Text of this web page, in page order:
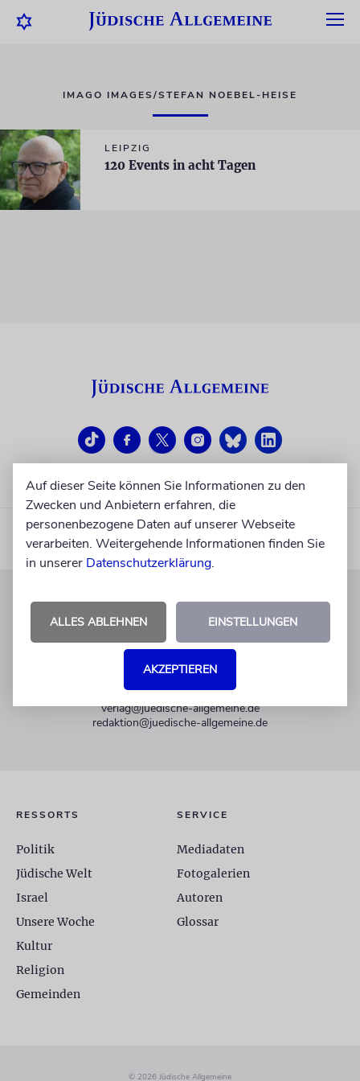
IMAGO IMAGES/STEFAN NOEBEL-HEISE
LEIPZIG
120 Events in acht Tagen
KUNDENSERVICE
+49 30 275833 0
Mo-Do 9-17 Uhr
verlag@juedische-allgemeine.de
redaktion@juedische-allgemeine.de
RESSORTS
Politik
Jüdische Welt
Israel
Unsere Woche
Kultur
Religion
Gemeinden
SERVICE
Mediadaten
Fotogalerien
Autoren
Glossar
© 2026 Jüdische Allgemeine
Auf dieser Seite können Sie Informationen zu den
Zwecken und Anbietern erfahren, die
personenbezogene Daten auf unserer Webseite
verarbeiten. Weitergehende Informationen finden Sie
in unserer Datenschutzerklärung.
ALLES ABLEHNEN EINSTELLUNGEN
AKZEPTIEREN